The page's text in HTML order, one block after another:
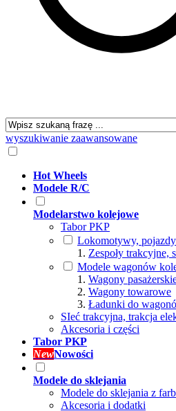
wyszukiwanie zaawansowane
Hot Wheels
Modele R/C
Modelarstwo kolejowe
Tabor PKP
Lokomotywy,
Zespoły trakcyjne,
Modele wagonów
Wagony
Wagony towarowe
Ładunki do
SIeć trakcyjna, trakcja
Akcesoria i części
Tabor PKP
NewNowości
Modele do sklejania
Modele do sklejania z
Akcesoria i dodatki